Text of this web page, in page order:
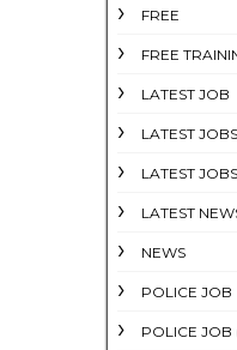
FREE
FREE
LATEST JOB
LATEST
LATEST
LATEST
NEWS
POLICE JOB
POLICE JOB